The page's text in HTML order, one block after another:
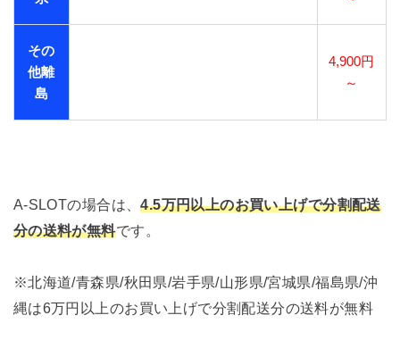
その
他離
島
4,900円
～
A-SLOTの場合は、4.5万円以上のお買い上げで分割配送
分の送料が無料です。
※北海道/青森県/秋田県/岩手県/山形県/宮城県/福島県/沖
縄は6万円以上のお買い上げで分割配送分の送料が無料